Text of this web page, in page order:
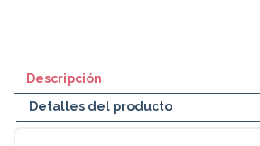
Descripción
Detalles del producto